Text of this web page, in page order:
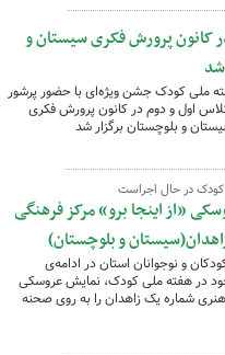
کانون پرورش فکری سیستان و
شد
ملی کودک جشن ویژه‌ای با حضور پرشور
کلاس اول و دوم در کانون پرورش فکری
و بلوچستان برگزار شد
در حال اجراست
«از اینجا برو» مرکز فرهنگی
و بلوچستان)
و نوجوانان استان در ادامه‌ی
در هفته ملی کودک، نمایش عروسکی
هنری شماره یک زاهدان را به روی صحنه